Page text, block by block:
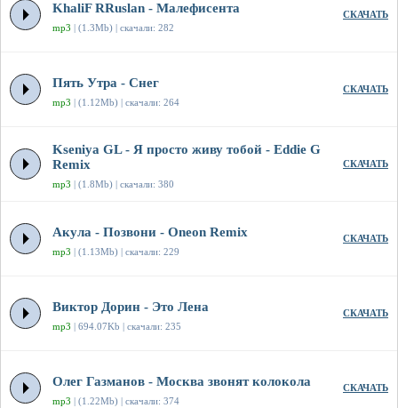
KhaliF RRuslan - Малефисента
mp3 | (1.3Mb) | скачали: 282
СКАЧАТЬ
Пять Утра - Снег
mp3 | (1.12Mb) | скачали: 264
СКАЧАТЬ
Kseniya GL - Я просто живу тобой - Eddie G
Remix
mp3 | (1.8Mb) | скачали: 380
СКАЧАТЬ
Акула - Позвони - Oneon Remix
mp3 | (1.13Mb) | скачали: 229
СКАЧАТЬ
Виктор Дорин - Это Лена
mp3 | 694.07Kb | скачали: 235
СКАЧАТЬ
Олег Газманов - Москва звонят колокола
mp3 | (1.22Mb) | скачали: 374
СКАЧАТЬ